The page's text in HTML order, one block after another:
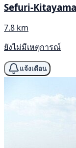
Sefuri-
7.8 km
ยังไม่มีเหตุการณ์
แจ้งเตือน